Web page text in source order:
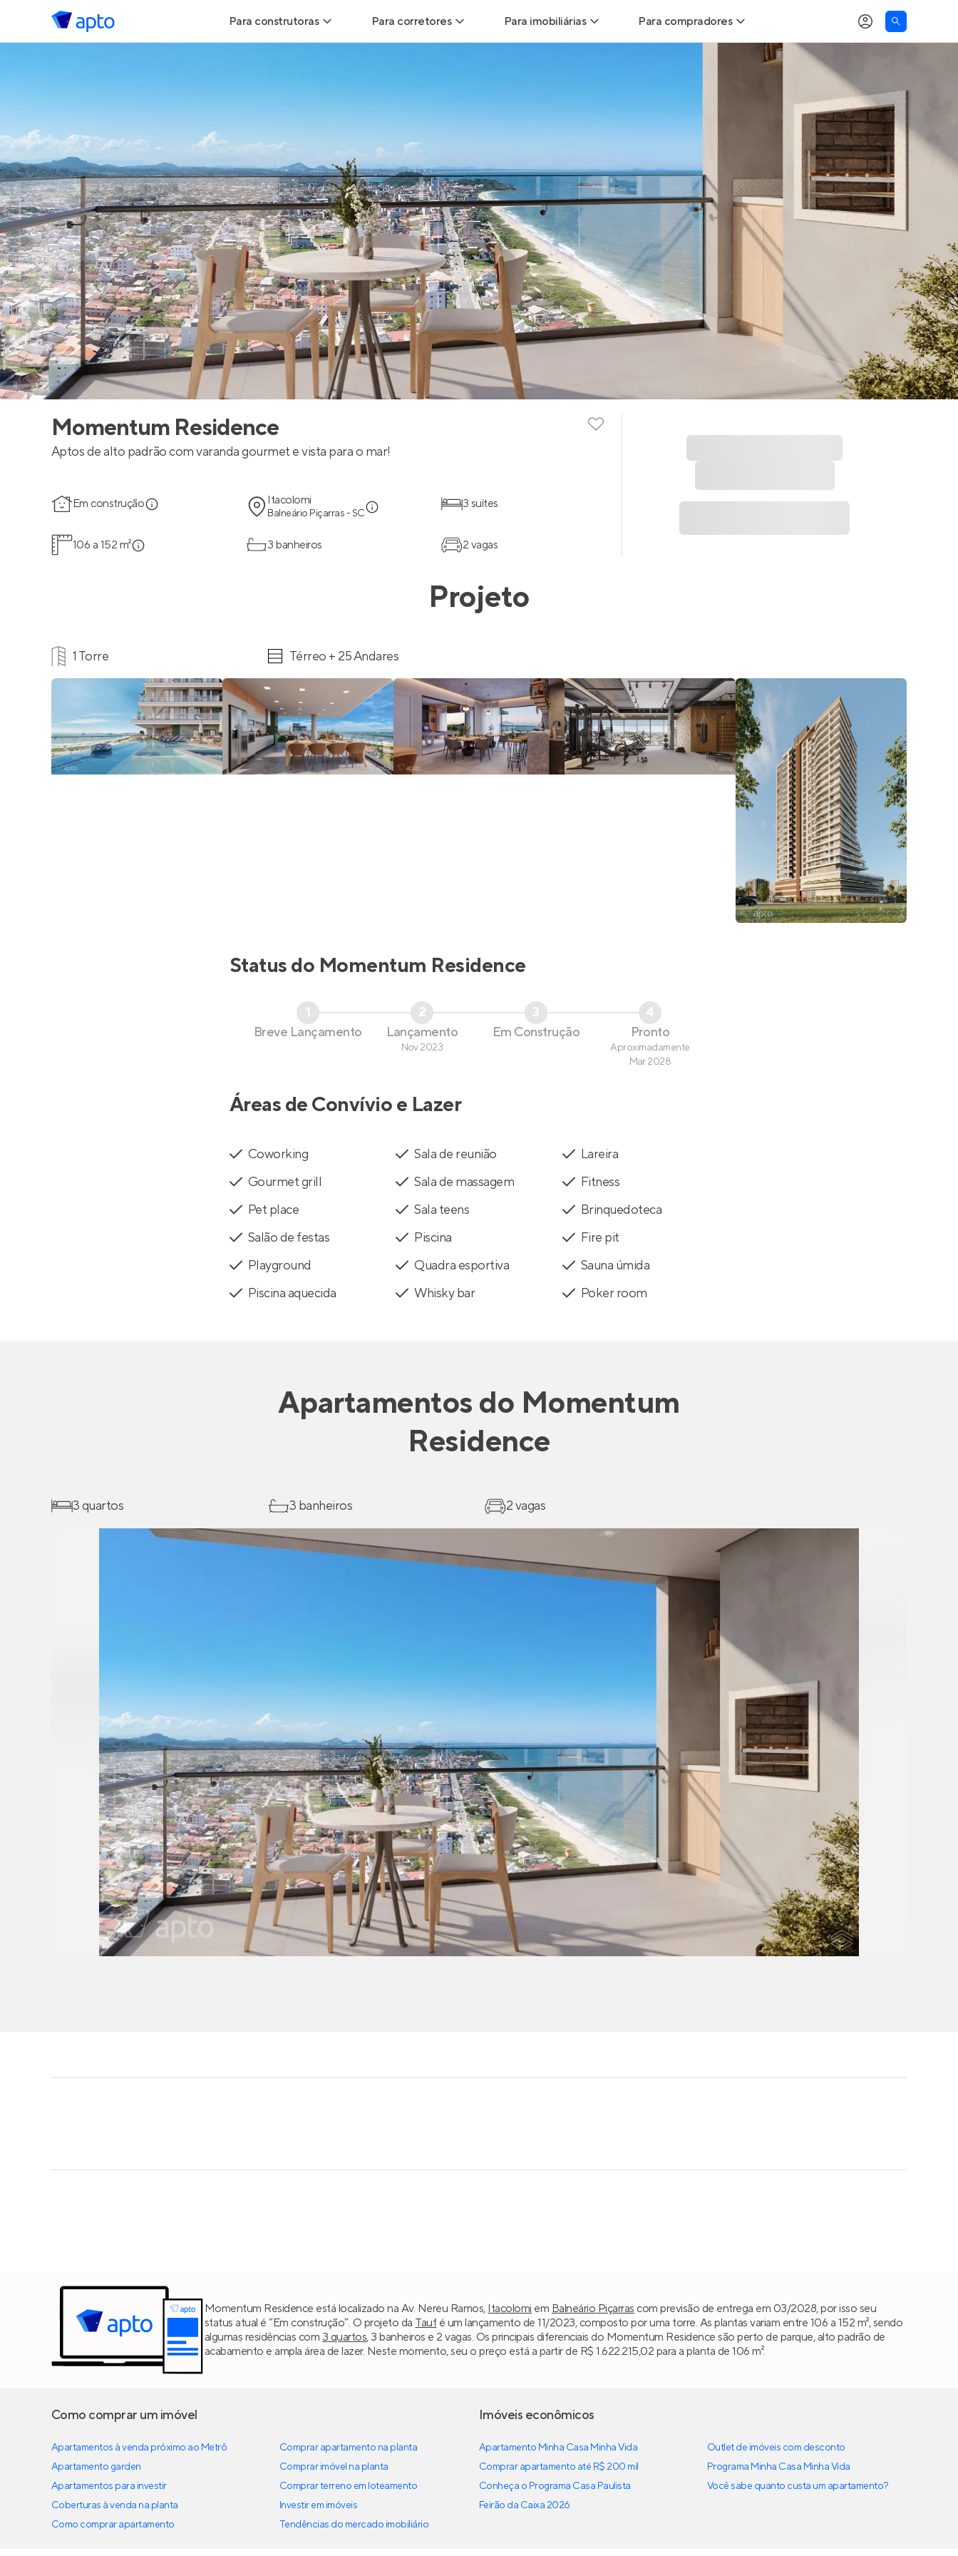
Para construtoras
Geração de Vendas
Maiores Construtoras
Parcerias Imobiliárias
Anunciar Imóveis
Para corretores
Parcerias imobiliárias
Hub de Corretores
Perfil Verificado
Anunciar imóveis
Para imobiliárias Para compradores
Buscar um imóvel novo
Calcule seu Poder de Compra
Correção do INCC
Simulador de Financiamento
Encontre um corretor
Momentum Residence
Aptos de alto padrão com varanda gourmet e vista para o mar!
Em construção Itacolomi
Balneário Piçarras - SC
3 suítes
106 a 152 m² 3 banheiros 2 vagas
Projeto
1 Torre Térreo + 25 Andares
Status do Momentum Residence
1
Breve Lançamento
2
Lançamento
Nov 2023
3
Em Construção
4
Pronto
Aproximadamente
Mar 2028
Áreas de Convívio e Lazer
Coworking Sala de reunião
Lareira
Gourmet grill
Sala de massagem
Fitness
Pet place
Sala teens
Brinquedoteca
Salão de festas
Piscina
Fire pit
Playground
Quadra esportiva
Sauna úmida
Piscina aquecida
Whisky bar Poker room
Apartamentos do Momentum
Residence
3 quartos 3 banheiros 2 vagas
Momentum Residence está localizado na Av. Nereu Ramos, Itacolomi em Balneário Piçarras com previsão de entrega em 03/2028, por isso seu
status atual é “Em construção”. O projeto da Taufé um lançamento de 11/2023, composto por uma torre. As plantas variam entre 106 a 152 m², sendo
algumas residências com 3 quartos, 3 banheiros e 2 vagas. Os principais diferenciais do Momentum Residence são perto de parque, alto padrão de
acabamento e ampla área de lazer. Neste momento, seu o preço está a partir de R$ 1.622.215,02 para a planta de 106 m².
Como comprar um imóvel
Apartamentos à venda próximo ao Metrô
Apartamento garden
Apartamentos para investir
Coberturas à venda na planta
Como comprar apartamento
Comprar apartamento na planta
Comprar imóvel na planta
Comprar terreno em loteamento
Investir em imóveis
Tendências do mercado imobiliário
Imóveis econômicos
Apartamento Minha Casa Minha Vida
Comprar apartamento até R$ 200 mil
Conheça o Programa Casa Paulista
Feirão da Caixa 2026
Outlet de imóveis com desconto
Programa Minha Casa Minha Vida
Você sabe quanto custa um apartamento?